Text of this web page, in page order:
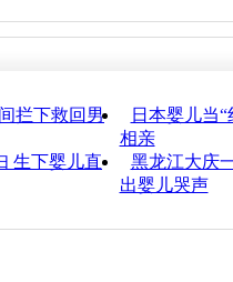
拦下救回男
日本婴儿当
相亲
生下婴儿直
黑龙江大庆
出婴儿哭声